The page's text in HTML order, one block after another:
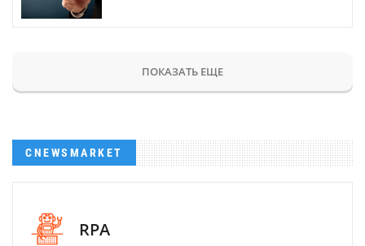
ПОКАЗАТЬ ЕЩЕ
CNEWSMARKET
RPA